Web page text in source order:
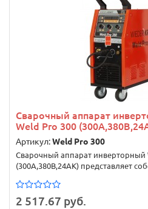
Сварочный аппарат
Weld Pro 300
Артикул:Weld Pro 300
Сварочный аппарат инверторный
(300A,380В,24AK) представляет
2 517.67 руб.